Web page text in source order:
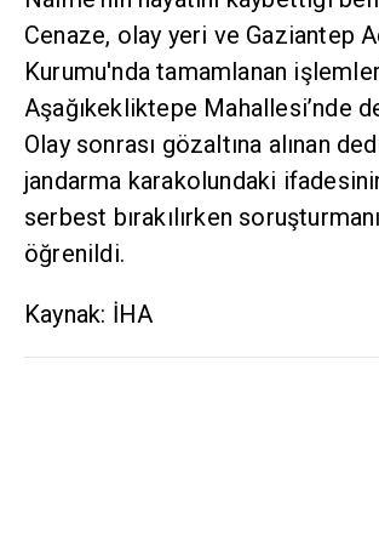
Cenaze, olay yeri ve Gaziantep
Kurumu'nda tamamlanan
Aşağıkekliktepe Mahallesi’nde
Olay sonrası gözaltına alınan
jandarma karakolundaki
serbest bırakılırken
öğrenildi.
Kaynak: İHA